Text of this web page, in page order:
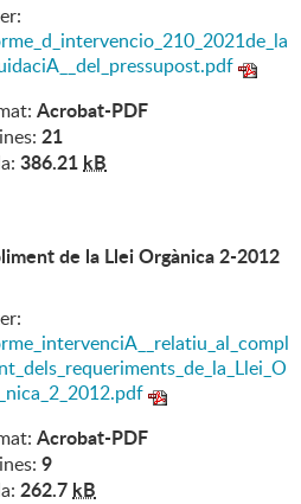
Acrobat-PDF
21
386.21 kB
de la Llei Orgànica 2-2012
Acrobat-PDF
9
262.7 kB